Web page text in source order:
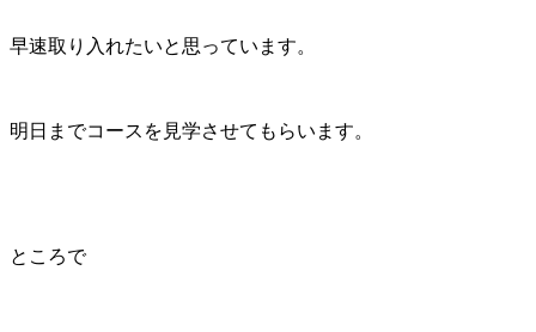
早速取り入れたいと思っています。
明日までコースを見学させてもらいます。
ところで